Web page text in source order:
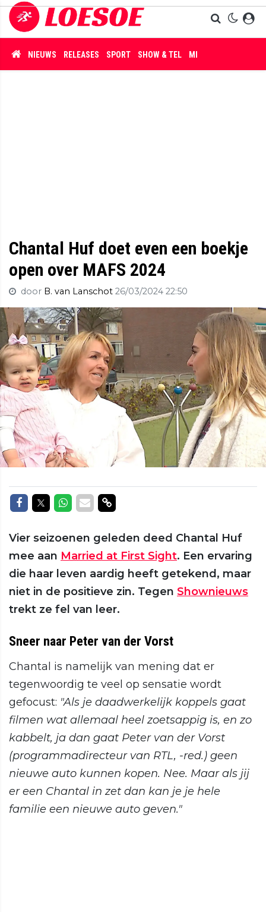
NIEUWS RELEASES SPORT SHOW & TEL MISDAAD
Chantal Huf doet even een boekje
open over MAFS 2024
door B. van Lanschot 26/03/2024 22:50
Delen op Facebook
Delen op Twitter
Delen op Whatsapp
Delen via Mail
Delen via link
Vier seizoenen geleden deed Chantal Huf
mee aan Married at First Sight. Een ervaring
die haar leven aardig heeft getekend, maar
niet in de positieve zin. Tegen Shownieuws
trekt ze fel van leer.
Sneer naar Peter van der Vorst
Chantal is namelijk van mening dat er
tegenwoordig te veel op sensatie wordt
gefocust: "Als je daadwerkelijk koppels gaat
filmen wat allemaal heel zoetsappig is, en zo
kabbelt, ja dan gaat Peter van der Vorst
(programmadirecteur van RTL, -red.) geen
nieuwe auto kunnen kopen. Nee. Maar als jij
er een Chantal in zet dan kan je je hele
familie een nieuwe auto geven."